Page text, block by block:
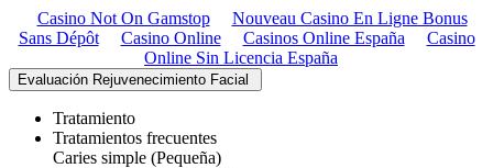
Casino Not On Gamstop
Nouveau Casino En Ligne Bonus
Sans Dépôt
Casino Online Casinos Online España
Casino
Online Sin Licencia España
Evaluación Rejuvenecimiento Facial
Tratamiento
Tratamientos frecuentes
Caries simple (Pequeña)